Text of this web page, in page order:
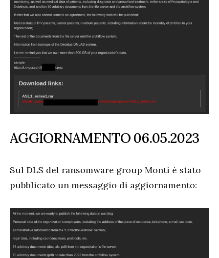
AGGIORNAMENTO 06.05.2023
Sul DLS del ransomware group Monti è stato
pubblicato un messaggio di aggiornamento: